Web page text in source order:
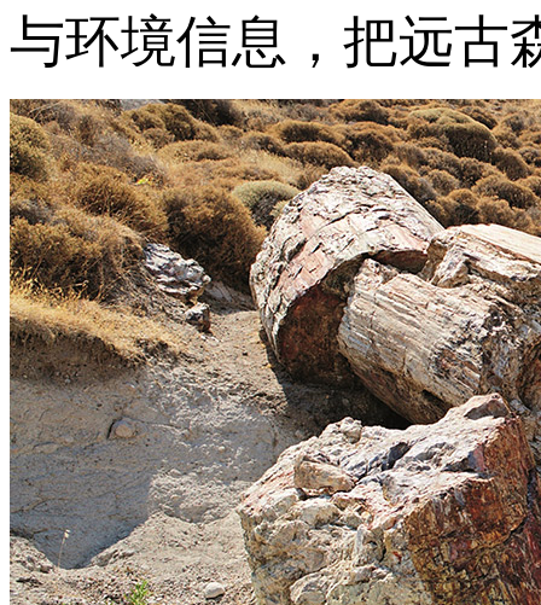
与环境信息，把远古